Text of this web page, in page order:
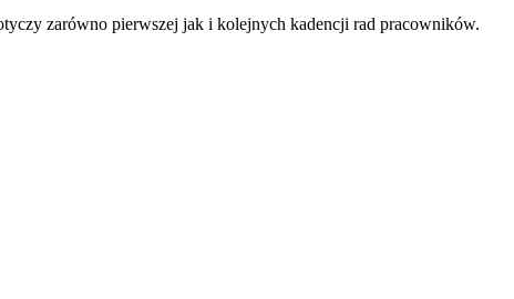
zarówno pierwszej jak i kolejnych kadencji rad pracowników.
w nowym oknie